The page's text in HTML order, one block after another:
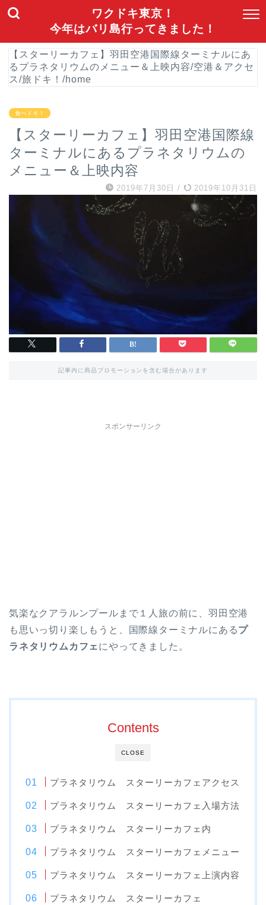
ワクドキ東京！
今年はバリ島行ってきました！
【スターリーカフェ】羽田空港国際線ターミナルにあ
るプラネタリウムのメニュー＆上映内容/空港＆アクセ
ス /旅ドキ！ /home
食べドキ！
【スターリーカフェ】羽田空港国際線
ターミナルにあるプラネタリウムの
メニュー＆上映内容
2019年7月30日 / 2019年10月31日
記事内に商品プロモーションを含む場合があります
スポンサーリンク
気楽なクアラルンプールまで１人旅の前に、羽田空港
も思いっ切り楽しもうと、国際線ターミナルにあるプ
ラネタリウムカフェにやってきました。
CLOSE
Contents
プラネタリウム スターリーカフェアクセス
プラネタリウム スターリーカフェ入場方法
プラネタリウム スターリーカフェ内
プラネタリウム スターリーカフェメニュー
プラネタリウム スターリーカフェ上演内容
プラネタリウム スターリーカフェ